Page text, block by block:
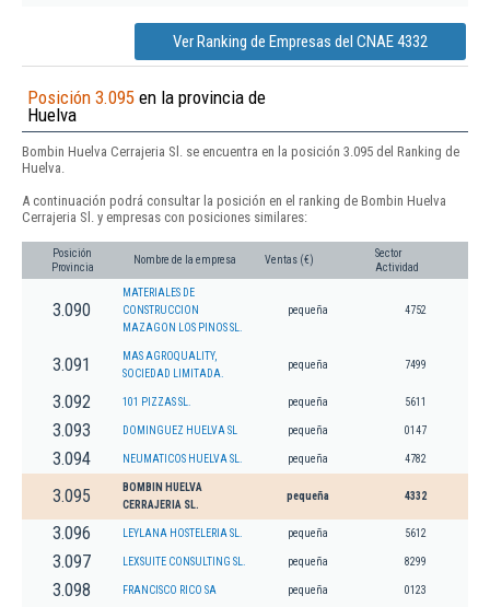
Ver Ranking de Empresas del CNAE 4332
Posición 3.095 en la provincia de
Huelva
Bombin Huelva Cerrajeria Sl. se encuentra en la posición 3.095 del Ranking de
Huelva.
A continuación podrá consultar la posición en el ranking de Bombin Huelva
Cerrajeria Sl. y empresas con posiciones similares:
Posición
Provincia
Nombre de la empresa Ventas (€)
Sector
Actividad
3.090
MATERIALES DE
CONSTRUCCION
MAZAGON LOS PINOS SL.
pequeña 4752
3.091
MAS AGROQUALITY,
SOCIEDAD LIMITADA.
pequeña 7499
3.092 101 PIZZAS SL. pequeña 5611
3.093 DOMINGUEZ HUELVA SL pequeña 0147
3.094 NEUMATICOS HUELVA SL. pequeña 4782
3.095
BOMBIN HUELVA
CERRAJERIA SL.
pequeña 4332
3.096 LEYLANA HOSTELERIA SL. pequeña 5612
3.097 LEXSUITE CONSULTING SL. pequeña 8299
3.098 FRANCISCO RICO SA pequeña 0123